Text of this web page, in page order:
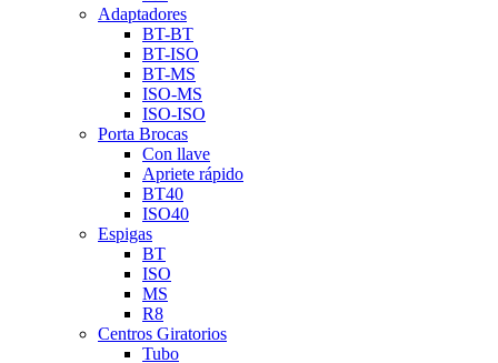
Adaptadores
BT-BT
BT-ISO
BT-MS
ISO-MS
ISO-ISO
Porta Brocas
Con llave
Apriete rápido
BT40
ISO40
Espigas
BT
ISO
MS
R8
Centros Giratorios
Tubo